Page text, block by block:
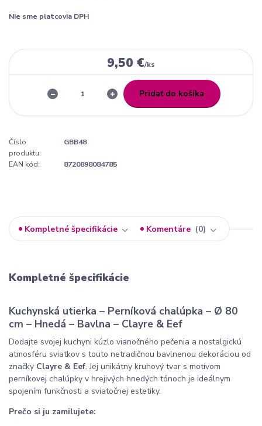
Nie sme platcovia DPH
9,50 €/ks
Pridať do košíka
Číslo
produktu:
GBB48
EAN kód: 8720898084785
Kompletné špecifikácie Komentáre 0
Kompletné špecifikácie
Kuchynská utierka – Perníková chalúpka – Ø 80
cm – Hnedá – Bavlna – Clayre & Eef
Dodajte svojej kuchyni kúzlo vianočného pečenia a nostalgickú
atmosféru sviatkov s touto netradičnou bavlnenou dekoráciou od
značky Clayre & Eef. Jej unikátny kruhový tvar s motívom
perníkovej chalúpky v hrejivých hnedých tónoch je ideálnym
spojením funkčnosti a sviatočnej estetiky.
Prečo si ju zamilujete: